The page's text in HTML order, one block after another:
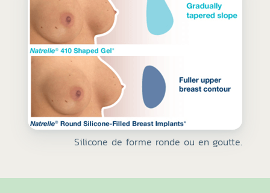
Silicone de forme ronde ou en goutte.